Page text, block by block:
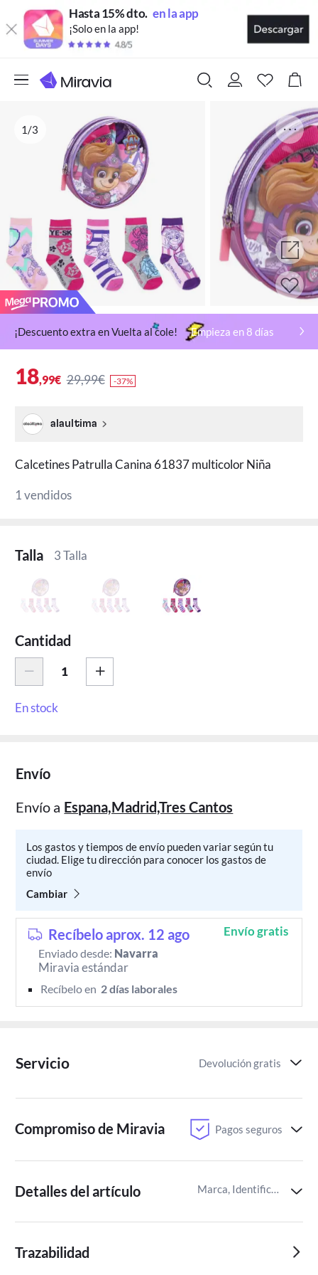
Hasta 15% dto. en la app
¡Solo en la app!
1/3
¡Descuento extra en Vuelta al cole! Empieza en8 días
18,99€ 29,99€ -37%
alaultima
Calcetines Patrulla Canina 61837 multicolor Niña
1 vendidos
Talla 3 Talla
Cantidad
En stock
Envío
Envío a Espana,Madrid,Tres Cantos
Los gastos y tiempos de envío pueden variar según tu
ciudad. Elige tu dirección para conocer los gastos de
envío
Cambiar
Recíbelo aprox. 12 ago Envío gratis
Enviado desde: Navarra
Miravia estándar
Recíbelo en 2 días laborales
Servicio Devolución gratis
Compromiso de Miravia Pagos seguros
Detalles del artículo Marca, Identificador del artículo de Miravia
Trazabilidad